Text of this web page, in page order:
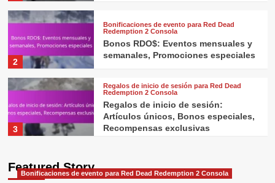
2
Bonificaciones de evento para Red Dead
Redemption 2 Consola
Bonos RDO$: Eventos mensuales y
semanales, Promociones especiales
3
Regalos de inicio de sesión para Red Dead
Redemption 2 Consola
Regalos de inicio de sesión:
Artículos únicos, Bonos especiales,
Recompensas exclusivas
Bonificaciones de Evento: Misiones
Featured Story
Bonificaciones de evento para Red Dead Redemption 2 Consola